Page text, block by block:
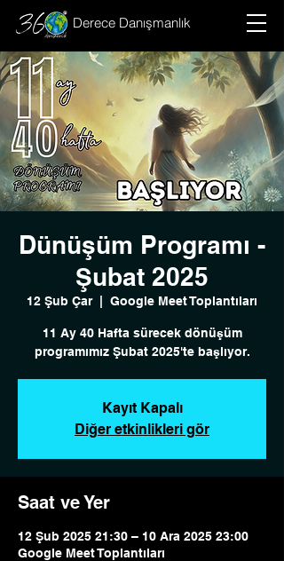
Derece Danışmanlık
Dünüşüm Programı -
Şubat 2025
12 Şub Çar
  |
Google Meet Toplantıları
11 Ay 40 Hafta sürecek dönüşüm
programımız Şubat 2025'te başlıyor.
Kayıt Kapalı
Diğer etkinlikleri gör
Saat ve Yer
12 Şub 2025 21:30 – 10 Ara 2025 23:00
Google Meet Toplantıları